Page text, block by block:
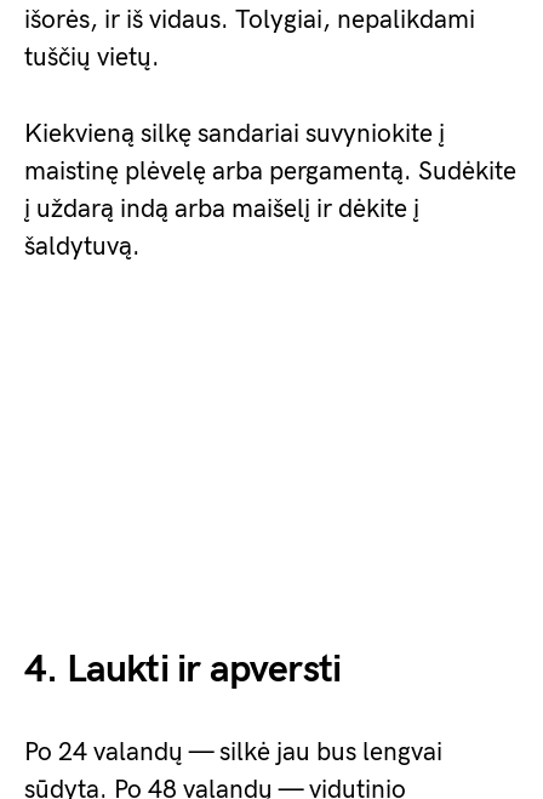
išorės, ir iš vidaus. Tolygiai, nepalikdami
tuščių vietų.
Kiekvieną silkę sandariai suvyniokite į
maistinę plėvelę arba pergamentą. Sudėkite
į uždarą indą arba maišelį ir dėkite į
šaldytuvą.
4. Laukti ir apversti
Po 24 valandų — silkė jau bus lengvai
sūdyta. Po 48 valandų — vidutinio